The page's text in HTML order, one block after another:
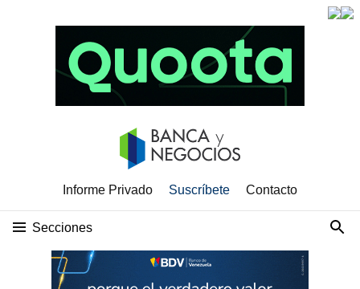
Informe Privado Suscríbete Contacto
Secciones